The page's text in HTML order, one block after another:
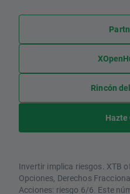
Rincón
Invertir implica riesgos. XTB
Opciones, Derechos
Acciones: riesgo 6/6. Este